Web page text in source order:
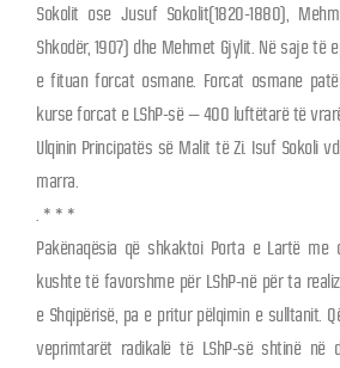
Sokolit ose Jusuf Sokolit(1820-1880),
Shkodër, 1907) dhe Mehmet Gjylit. Në saje të
e fituan forcat osmane. Forcat osmane
kurse forcat e LShP-së – 400 luftëtarë të
Ulqinin Principatës së Malit të Zi. Isuf Sokoli
marra.
. * * *
Pakënaqësia që shkaktoi Porta e Lartë me
kushte të favorshme për LShP-në për ta
e Shqipërisë, pa e pritur pëlqimin e sulltanit.
veprimtarët radikalë të LShP-së shtinë në